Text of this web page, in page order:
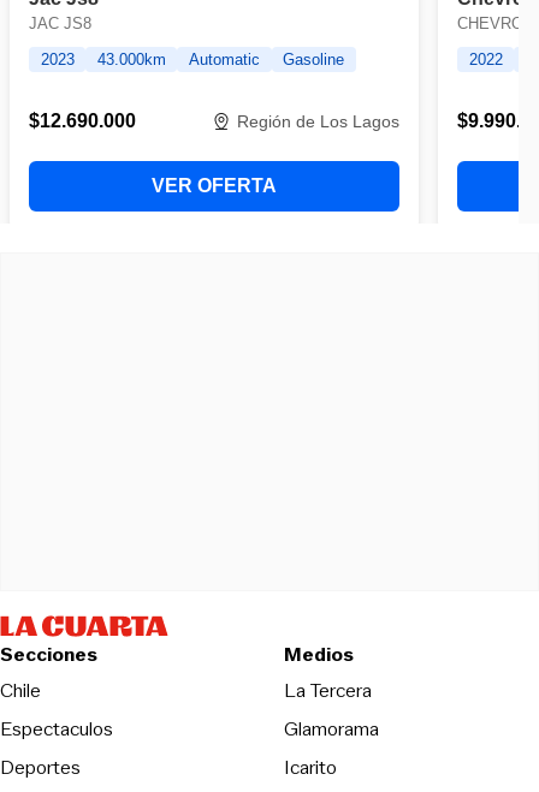
Secciones
Chile
Espectaculos
Deportes
Medios
La TerceraOpens in new
Glamorama
Icarito